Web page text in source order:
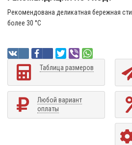
Рекомендована деликатная бережная
более 30 °C
Таблица размеров
Любой вариант
оплаты